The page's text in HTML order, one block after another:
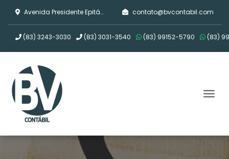
Avenida Presidente Epitácio Pessoa, 753, Emp. Central Park - sala 1102 - Estados , João Pessoa/PB contato@bvcontabil.com
(83) 3243-3030 (83) 3031-3540 (83) 99152-5790 (83)